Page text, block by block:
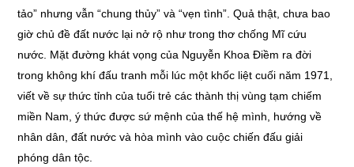
tảo” nhưng vẫn “chung thủy” và “vẹn tình”. Quả thật, chưa bao
giờ chủ đề đất nước lại nở rộ như trong thơ chống Mĩ cứu
nước. Mặt đường khát vọng của Nguyễn Khoa Điềm ra đời
trong không khí đấu tranh mỗi lúc một khốc liệt cuối năm 1971,
viết về sự thức tỉnh của tuổi trẻ các thành thị vùng tạm chiếm
miền Nam, ý thức được sứ mệnh của thế hệ mình, hướng về
nhân dân, đất nước và hòa mình vào cuộc chiến đấu giải
phóng dân tộc.